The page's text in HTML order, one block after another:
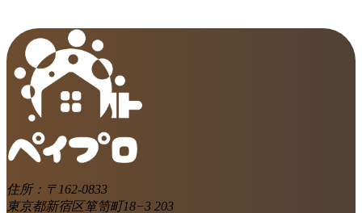
住所：〒162-0833
東京都新宿区箪笥町18−3 203